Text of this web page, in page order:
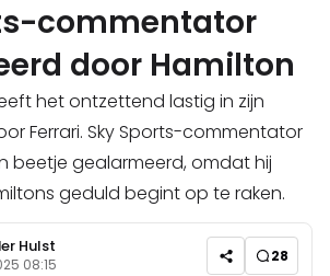
commentator
door Hamilton
het ontzettend lastig in zijn
Ferrari. Sky Sports-commentator
beetje gealarmeerd, omdat hij
geduld begint op te raken.
Hulst
08:15 28